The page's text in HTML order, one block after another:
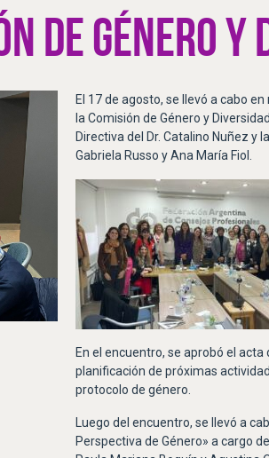
DE GÉNERO Y
El 17 de agosto, se llevó a cabo
la Comisión de Género y
Directiva del Dr. Catalino Nuñez y
Gabriela Russo y Ana María Fiol.
En el encuentro, se aprobó el
planificación de próximas
protocolo de género.
Luego del encuentro, se llevó a
Perspectiva de Género» a cargo